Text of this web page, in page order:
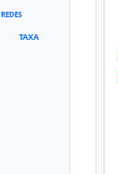
REDES
TAXA